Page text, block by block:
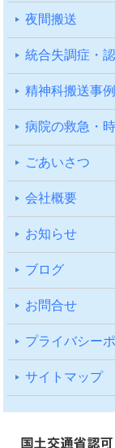
夜間搬送
統合失調症・
精神科搬送事例
病院の救急・
ごあいさつ
会社概要
お知らせ
ブログ
お問合せ
プライバシー
サイトマップ